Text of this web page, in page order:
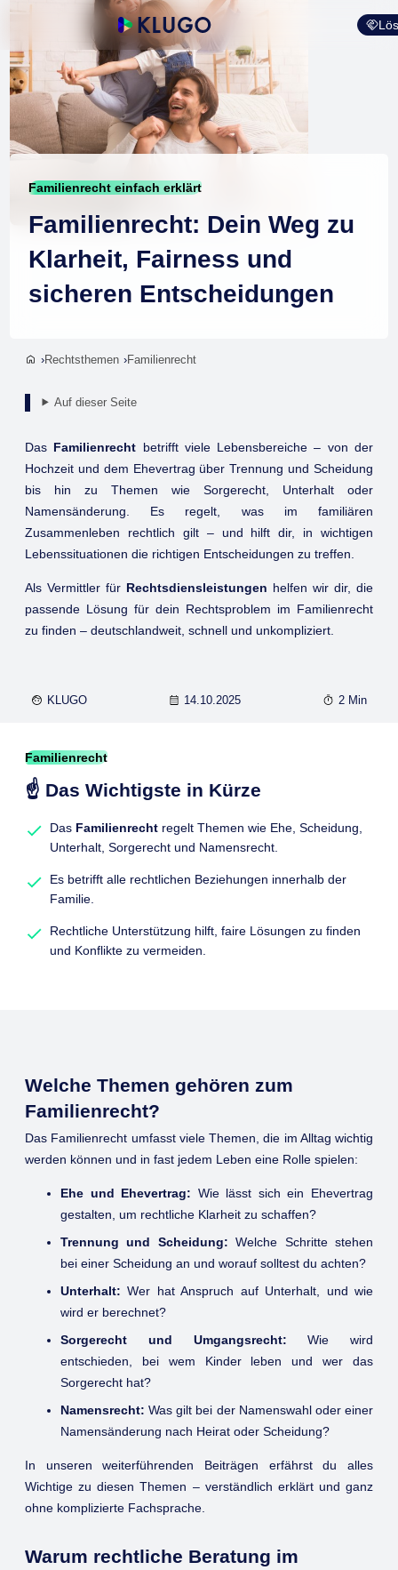
Familienrecht einfach erklärt
Familienrecht: Dein Weg zu
Klarheit, Fairness und
sicheren Entscheidungen
Rechtsthemen Familienrecht
Auf dieser Seite
Das Familienrecht betrifft viele Lebensbereiche – von der
Hochzeit und dem Ehevertrag über Trennung und Scheidung
bis hin zu Themen wie Sorgerecht, Unterhalt oder
Namensänderung. Es regelt, was im familiären
Zusammenleben rechtlich gilt – und hilft dir, in wichtigen
Lebenssituationen die richtigen Entscheidungen zu treffen.
Als Vermittler für Rechtsdiensleistungen helfen wir dir, die
passende Lösung für dein Rechtsproblem im Familienrecht
zu finden – deutschlandweit, schnell und unkompliziert.
KLUGO 14.10.2025 2 Min
Familienrecht
☝️ Das Wichtigste in Kürze
Das Familienrecht regelt Themen wie Ehe, Scheidung,
Unterhalt, Sorgerecht und Namensrecht.
Es betrifft alle rechtlichen Beziehungen innerhalb der
Familie.
Rechtliche Unterstützung hilft, faire Lösungen zu finden
und Konflikte zu vermeiden.
Welche Themen gehören zum
Familienrecht?
Das Familienrecht umfasst viele Themen, die im Alltag wichtig
werden können und in fast jedem Leben eine Rolle spielen:
Ehe und Ehevertrag: Wie lässt sich ein Ehevertrag
gestalten, um rechtliche Klarheit zu schaffen?
Trennung und Scheidung: Welche Schritte stehen
bei einer Scheidung an und worauf solltest du achten?
Unterhalt: Wer hat Anspruch auf Unterhalt, und wie
wird er berechnet?
Sorgerecht und Umgangsrecht: Wie wird
entschieden, bei wem Kinder leben und wer das
Sorgerecht hat?
Namensrecht: Was gilt bei der Namenswahl oder einer
Namensänderung nach Heirat oder Scheidung?
In unseren weiterführenden Beiträgen erfährst du alles
Wichtige zu diesen Themen – verständlich erklärt und ganz
ohne komplizierte Fachsprache.
Warum rechtliche Beratung im